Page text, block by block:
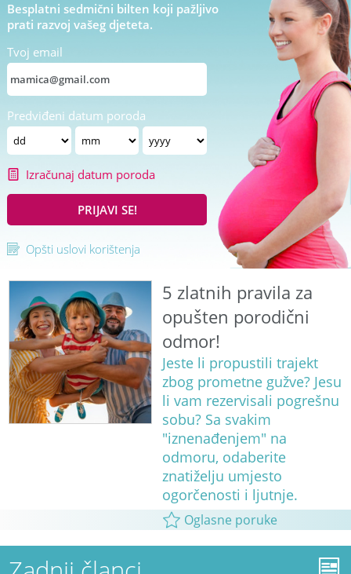
Besplatni sedmični bilten koji pažljivo
prati razvoj vašeg djeteta.
Tvoj email
Predviđeni datum poroda
Izračunaj datum poroda
PRIJAVI SE!
Opšti uslovi korištenja
5 zlatnih pravila za
opušten porodični
odmor!
Jeste li propustili trajekt
zbog prometne gužve? Jesu
li vam rezervisali pogrešnu
sobu? Sa svakim
"iznenađenjem" na
odmoru, odaberite
znatiželju umjesto
ogorčenosti i ljutnje.
Oglasne poruke